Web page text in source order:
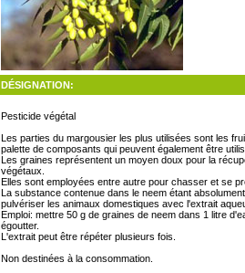
DÉSIGNATION:
Pesticide végétal
Les parties du margousier les plus utilisées sont les
palette de composants qui peuvent également être
Les graines représentent un moyen doux pour la
végétaux.
Elles sont employées entre autre pour chasser et se
La substance contenue dans le neem étant
pulvériser les animaux domestiques avec l'extrait
Emploi: mettre 50 g de graines de neem dans 1 litre
égoutter.
L'extrait peut être répéter plusieurs fois.
Non destinées à la consommation.